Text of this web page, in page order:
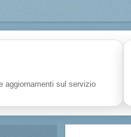
aggiornamenti sul servizio